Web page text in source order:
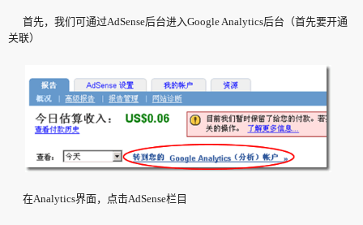
首先，我们可通过AdSense后台进入Google Analytics后台（首先要开通
关联）
在Analytics界面，点击AdSense栏目